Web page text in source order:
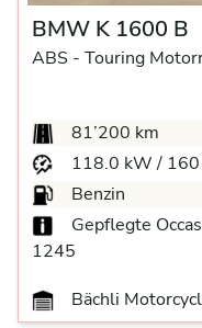
BMW K 1600 B
ABS - Touring
81’200 km
118.0 kW / 160
Benzin
Gepflegte
1245
Bächli